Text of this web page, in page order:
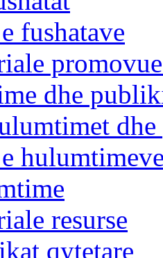
fushatave
dhe
resurse
qytetare